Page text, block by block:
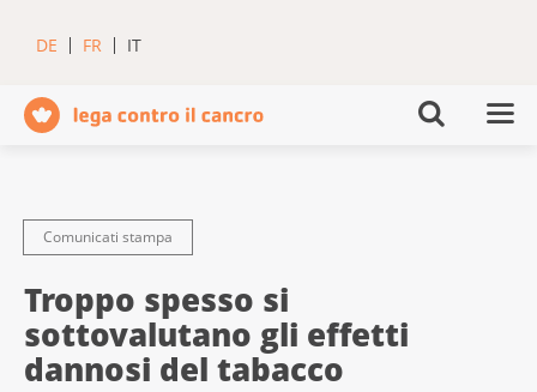
DE FR IT
Comunicati stampa
Troppo spesso si
sottovalutano gli effetti
dannosi del tabacco